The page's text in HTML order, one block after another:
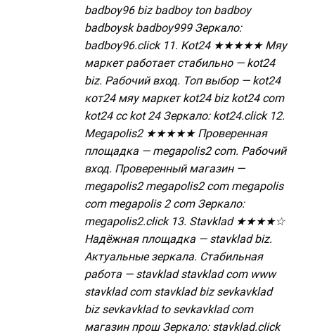
badboy96 biz badboy ton badboy
badboysk badboy999 Зеркало:
badboy96.click 11. Kot24 ★★★★★ Мяу
маркет работает стабильно — kot24
biz. Рабочий вход. Топ выбор — kot24
кот24 мяу маркет kot24 biz kot24 com
kot24 cc kot 24 Зеркало: kot24.click 12.
Megapolis2 ★★★★★ Проверенная
площадка — megapolis2 com. Рабочий
вход. Проверенный магазин —
megapolis2 megapolis2 com megapolis
com megapolis 2 com Зеркало:
megapolis2.click 13. Stavklad ★★★★☆
Надёжная площадка — stavklad biz.
Актуальные зеркала. Стабильная
работа — stavklad stavklad com www
stavklad com stavklad biz sevkavklad
biz sevkavklad to sevkavklad com
магазин прош Зеркало: stavklad.click